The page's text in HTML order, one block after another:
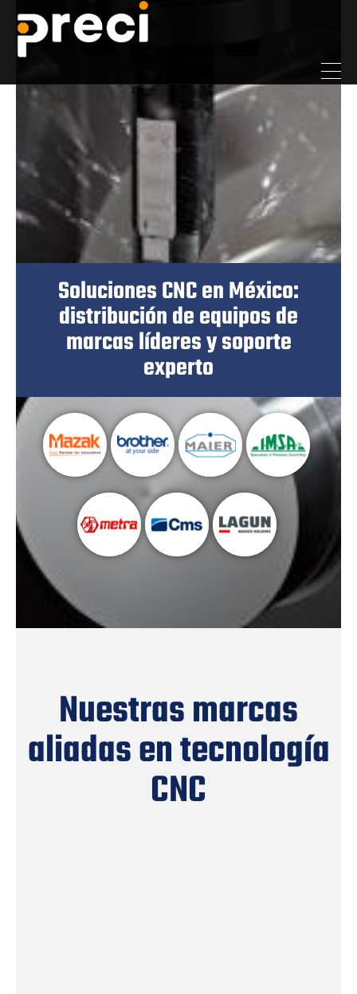
Soluciones CNC en México:
distribución de equipos de
marcas líderes y soporte
experto
Nuestras marcas
aliadas en tecnología
CNC